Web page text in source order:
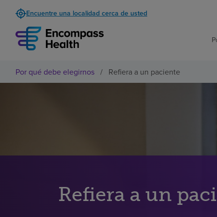
Encuentre una localidad cerca de usted
Por qué debe elegirnos / Refiera a un paciente
Refiera a un